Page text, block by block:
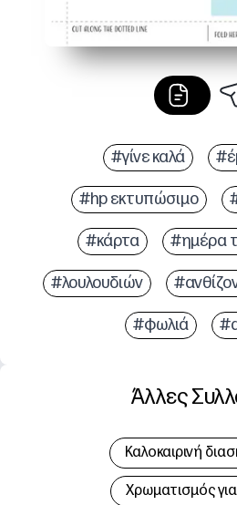
#γίνε καλά
#hp εκτυπώσιμο
#κάρτα #ημέρα
#λουλουδιών
#φωλιά
Άλλες
Καλοκαιρινή
Χρωματισμός